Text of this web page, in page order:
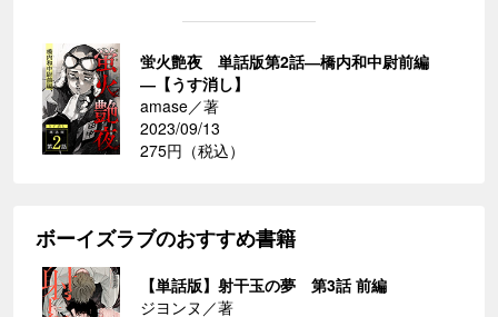
蛍火艶夜 単話版第2話―橋内和中尉前編
―【うす消し】
amase／著
2023/09/13
275円（税込）
ボーイズラブのおすすめ書籍
【単話版】射干玉の夢 第3話 前編
ジヨンヌ／著